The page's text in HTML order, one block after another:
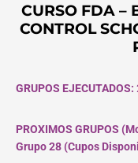
CURSO FDA –
CONTROL
GRUPOS EJECUTADOS:
PROXIMOS GRUPOS
Grupo 28 (Cupos